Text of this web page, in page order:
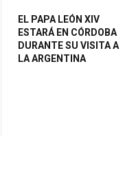
EL PAPA LEÓN XIV
ESTARÁ EN CÓRDOBA
DURANTE SU VISITA A
LA ARGENTINA